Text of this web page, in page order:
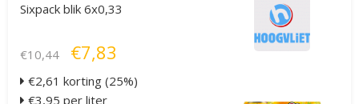
Sixpack blik 6x0,33
€10,44 €7,83
€2,61 korting (25%)
€3,95 per liter